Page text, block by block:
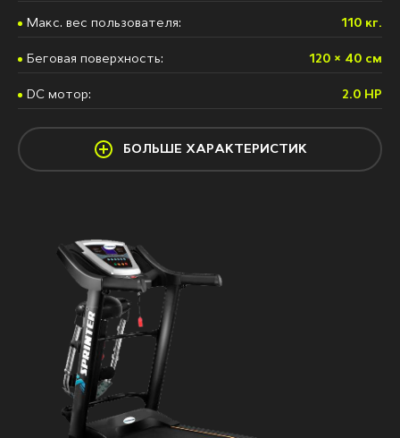
Макс. вес пользователя: 110 кг.
Беговая поверхность: 120 × 40 см
DС мотор: 2.0 HP
БОЛЬШЕ ХАРАКТЕРИСТИК